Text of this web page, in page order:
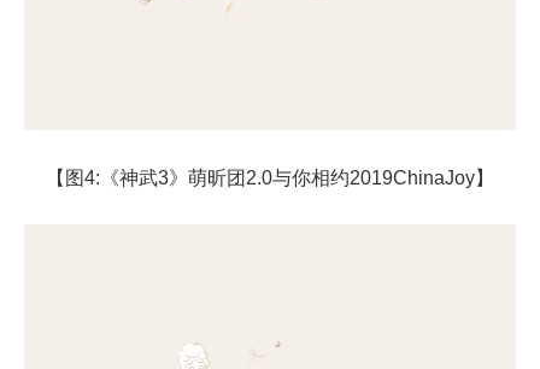
【图4:《神武3》萌昕团2.0与你相约2019ChinaJoy】